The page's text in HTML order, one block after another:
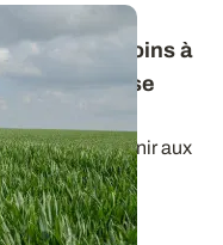
: les besoins à
de la dose
d’azote à fournir aux